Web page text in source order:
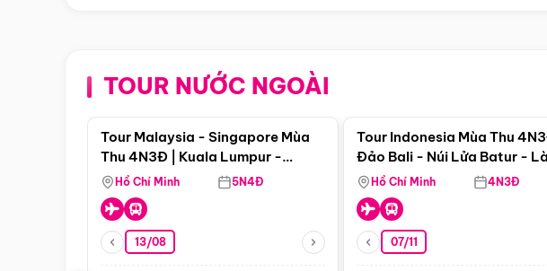
TOUR NƯỚC NGOÀI
Điểm nổi bật
Tour Malaysia - Singapore Mùa
Thu 4N3Đ | Kuala Lumpur -
Malacca - Johor Baru -
Singapore
Hồ Chí Minh 5N4Đ
13/08
Tour Indonesia Mùa Thu
Đảo Bali - Núi Lửa Batur -
Penglipuran
Hồ Chí Minh 4N3Đ
07/11